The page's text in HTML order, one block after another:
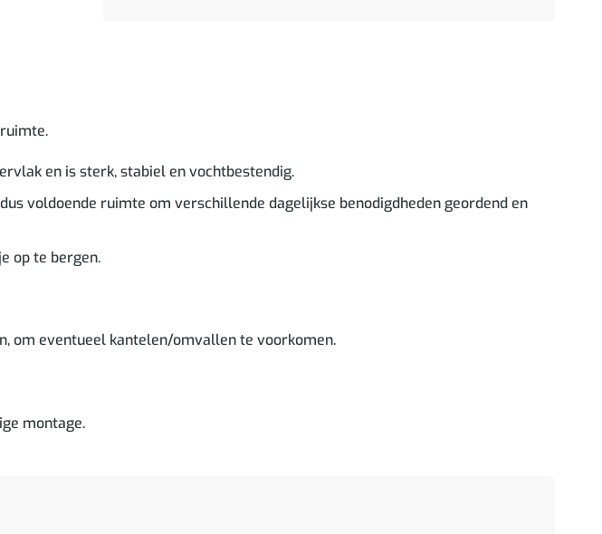
en is sterk, stabiel en vochtbestendig.
voldoende ruimte om verschillende dagelijkse benodigdheden geordend en
op te bergen.
om eventueel kantelen/omvallen te voorkomen.
montage.